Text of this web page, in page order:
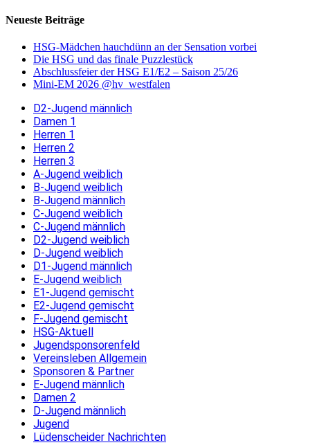
Neueste Beiträge
HSG-Mädchen hauchdünn an der Sensation vorbei
Die HSG und das finale Puzzlestück
Abschlussfeier der HSG E1/E2 – Saison 25/26
Mini-EM 2026 @hv_westfalen
D2-Jugend männlich
Damen 1
Herren 1
Herren 2
Herren 3
A-Jugend weiblich
B-Jugend weiblich
B-Jugend männlich
C-Jugend weiblich
C-Jugend männlich
D2-Jugend weiblich
D-Jugend weiblich
D1-Jugend männlich
E-Jugend weiblich
E1-Jugend gemischt
E2-Jugend gemischt
F-Jugend gemischt
HSG-Aktuell
Jugendsponsorenfeld
Vereinsleben Allgemein
Sponsoren & Partner
E-Jugend männlich
Damen 2
D-Jugend männlich
Jugend
Lüdenscheider Nachrichten